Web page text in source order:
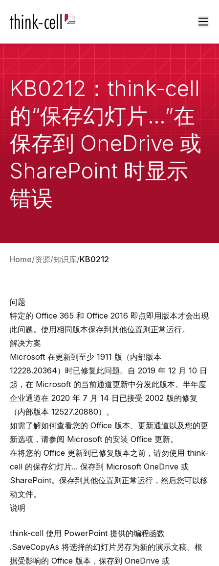
KB0212：think-cell
的“保存幻灯片…”在
保存到 OneDrive 或
SharePoint 时显示
错误
Home 资源 知识库 KB0212
问题
特定的 Office 365 和 Office 2016 即点即用版本才会出现
此问题。使用相同版本保存到其他位置则正常运行。
解决方案
Microsoft 在更新到至少 1911 版（内部版本
12228.20364） 时已修复此问题。自 2019 年 12 月 10 日
起，在 Microsoft 的当前通道更新中分发此版本。半年度
企业通道在 2020 年 7 月 14 日已接受 2002 版的修复
（内部版本 12527.20880）。
如需了解如何查看您的 Office 版本、更新通道以及您的更
新选项，请参阅 Microsoft 的安装 Office 更新。
在将您的 Office 更新到已修复版本之前，请勿使用 think-
cell 的保存幻灯片... 保存到 Microsoft OneDrive 或
SharePoint。保存到其他位置则正常运行，然后您可以移
动文件。
说明
think-cell 使用 PowerPoint 提供的编程函数
.SaveCopyAs 将选择的幻灯片另存为新的演示文稿。根
据受影响的 Office 版本，保存到 OneDrive 或